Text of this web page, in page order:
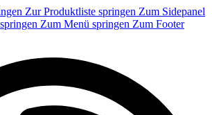
Zur Produktliste springen Zum Sidepanel
Zum Menü springen Zum Footer